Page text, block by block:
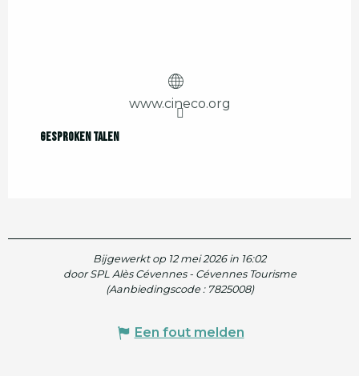
www.cineco.org
Gesproken talen
Gesproken talen
Bijgewerkt op 12 mei 2026 in 16:02
door SPL Alès Cévennes - Cévennes Tourisme
(Aanbiedingscode : 7825008)
Een fout melden